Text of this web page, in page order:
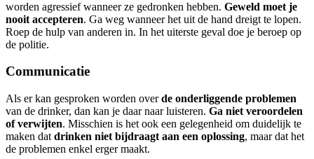
worden agressief wanneer ze gedronken hebben. Geweld moet je
nooit accepteren. Ga weg wanneer het uit de hand dreigt te lopen.
Roep de hulp van anderen in. In het uiterste geval doe je beroep op
de politie.
Communicatie
Als er kan gesproken worden overde onderliggende problemen
van de drinker, dan kan je daar naar luisteren. Ga niet veroordelen
of verwijten. Misschien is het ook een gelegenheid om duidelijk te
maken dat drinken niet bijdraagt aan een oplossing, maar dat het
de problemen enkel erger maakt.